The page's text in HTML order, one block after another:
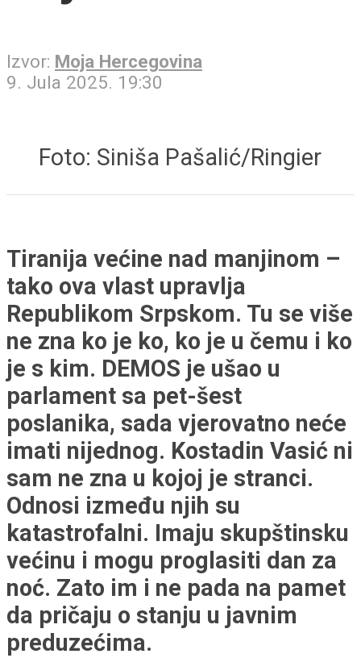
Izvor: Moja Hercegovina
9. Jula 2025. 19:30
Foto: Siniša Pašalić/Ringier
Tiranija većine nad manjinom –
tako ova vlast upravlja
Republikom Srpskom. Tu se više
ne zna ko je ko, ko je u čemu i ko
je s kim. DEMOS je ušao u
parlament sa pet-šest
poslanika, sada vjerovatno neće
imati nijednog. Kostadin Vasić ni
sam ne zna u kojoj je stranci.
Odnosi između njih su
katastrofalni. Imaju skupštinsku
većinu i mogu proglasiti dan za
noć. Zato im i ne pada na pamet
da pričaju o stanju u javnim
preduzećima.